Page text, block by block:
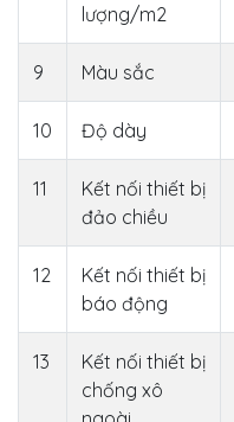
lượng/m2
9 Màu sắc
10 Độ dày
11
Kết nối thiết bị
đảo chiều
12
Kết nối thiết bị
báo động
13
Kết nối thiết bị
chống xô